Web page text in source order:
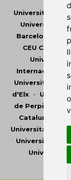
Universitat Abat
Universitat
Barcelona
CEU Cardenal
Universitat
Internacional
Universitat de
d'Elx•
de Perpinyà Via
Catalunya
Universitat
Universitat
Universitat